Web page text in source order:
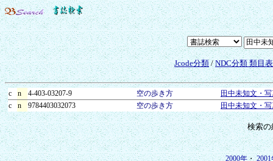
Jcode分類/NDC分類 類目
c n 4-403-03207-9 空の歩き方
田中未知文・
c
n 9784403032073 空の歩き方 田中未知文・
検索
2000年・2001